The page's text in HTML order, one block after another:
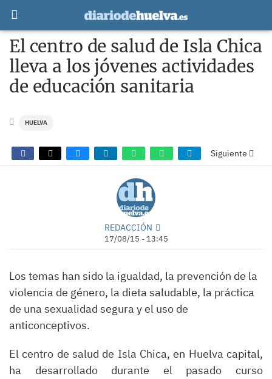
El centro de salud de Isla Chica
lleva a los jóvenes actividades
de educación sanitaria
HUELVA
Siguiente
REDACCIÓN
17/08/15 - 13:45
Los temas han sido la igualdad, la prevención de la
violencia de género, la dieta saludable, la práctica
de una sexualidad segura y el uso de
anticonceptivos.
El centro de salud de Isla Chica, en Huelva capital,
ha desarrollado durante el pasado curso